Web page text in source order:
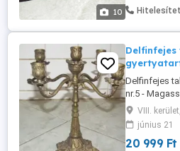
10
sem... ?! -
Delfinfejes
nr.5 -
29,5 cm. -
delfinfej. -
figyelmesen
a képeket is
VIII.
június 21
20 999 Ft